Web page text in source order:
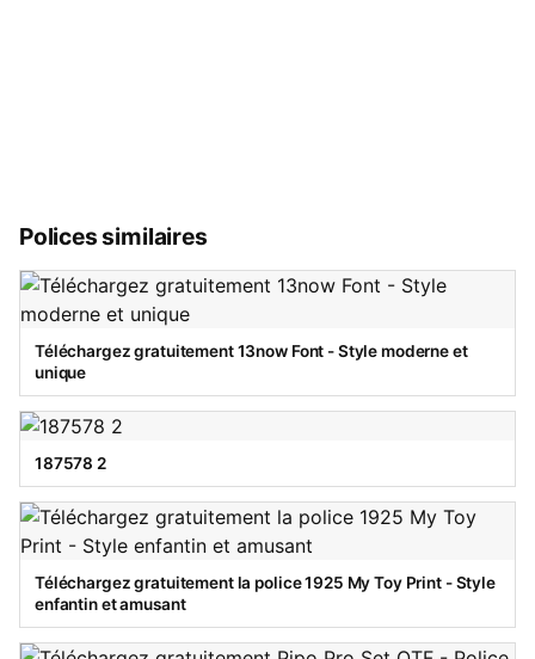
Polices similaires
Téléchargez gratuitement 13now Font - Style moderne et
unique
187578 2
Téléchargez gratuitement la police 1925 My Toy Print - Style
enfantin et amusant